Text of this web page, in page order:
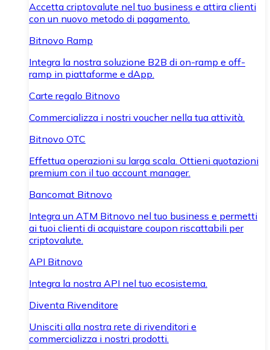
Accetta criptovalute nel tuo business e attira clienti
con un nuovo metodo di pagamento.
Bitnovo Ramp
Integra la nostra soluzione B2B di on-ramp e off-
ramp in piattaforme e dApp.
Carte regalo Bitnovo
Commercializza i nostri voucher nella tua attività.
Bitnovo OTC
Effettua operazioni su larga scala. Ottieni quotazioni
premium con il tuo account manager.
Bancomat Bitnovo
Integra un ATM Bitnovo nel tuo business e permetti
ai tuoi clienti di acquistare coupon riscattabili per
criptovalute.
API Bitnovo
Integra la nostra API nel tuo ecosistema.
Diventa Rivenditore
Unisciti alla nostra rete di rivenditori e
commercializza i nostri prodotti.